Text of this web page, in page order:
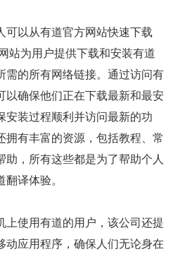
可以从有道官方网站快速下载
站为用户提供下载和安装有道
需的所有网络链接。通过访问有
以确保他们正在下载最新和最安
安装过程顺利并访问最新的功
拥有丰富的资源，包括教程、常
助，所有这些都是为了帮助个人
译体验。
上使用有道的用户，该公司还提
动应用程序，确保人们无论身在